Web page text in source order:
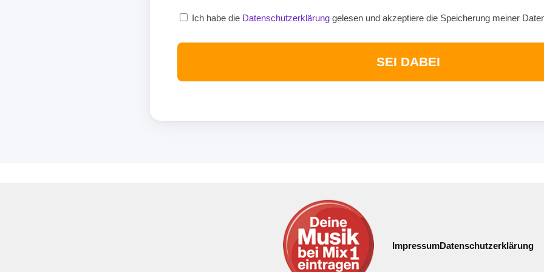
Ich habe die Datenschutzerklärung gelesen und akzeptiere die Speicherung meiner
SEI DABEI
ImpressumDatenschutzerklärung